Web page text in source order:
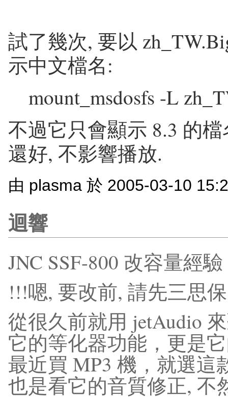
試了幾次, 要以
示中文檔名:
mount_msdosfs -L
不過它只會顯示 8.3 的
還好, 不影響播放.
由 plasma 於 2005-03-10
迴響
JNC SSF-800 改容量經驗
!!!嗯, 要改前, 請先三思
從很久前就用 jetAudio
它的等化器功能，更是
最近買 MP3 機，就選這
也是看它的音質修正, 不